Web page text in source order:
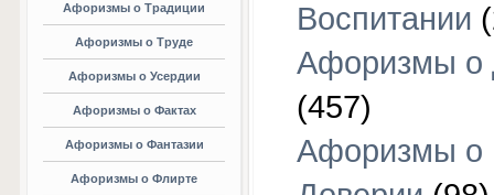
Афоризмы о Традиции
Афоризмы о Труде
Афоризмы о Усердии
Афоризмы о Фактах
Афоризмы о Фантазии
Афоризмы о Флирте
Воспитании
Афоризмы о
(457)
Афоризмы о